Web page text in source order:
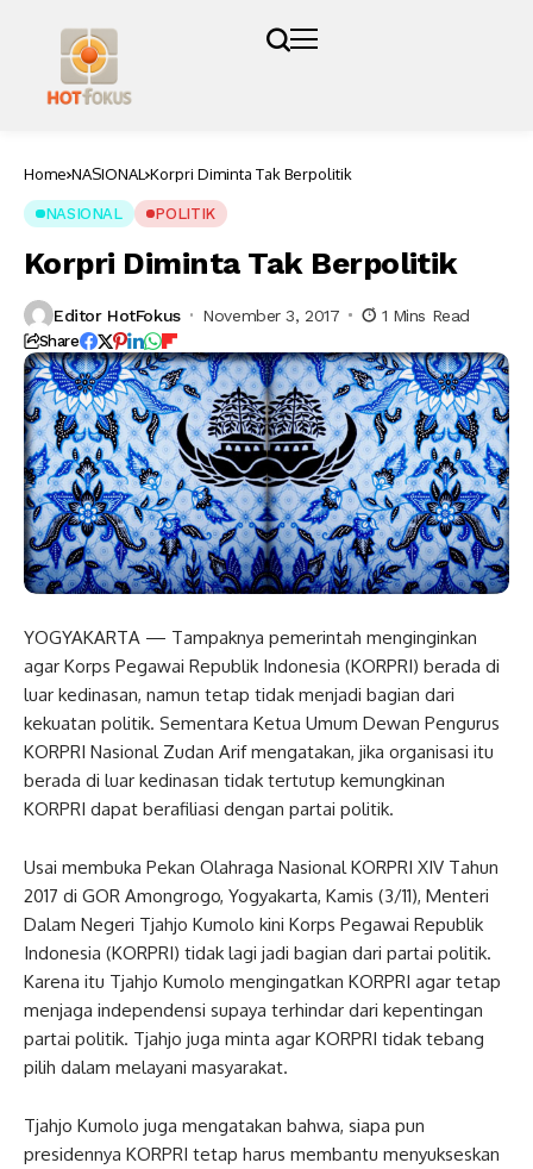
Home NASIONAL Korpri Diminta Tak Berpolitik
NASIONAL POLITIK
Korpri Diminta Tak Berpolitik
Editor HotFokus November 3, 2017 1 Mins Read
Share
YOGYAKARTA — Tampaknya pemerintah menginginkan
agar Korps Pegawai Republik Indonesia (KORPRI) berada di
luar kedinasan, namun tetap tidak menjadi bagian dari
kekuatan politik. Sementara Ketua Umum Dewan Pengurus
KORPRI Nasional Zudan Arif mengatakan, jika organisasi itu
berada di luar kedinasan tidak tertutup kemungkinan
KORPRI dapat berafiliasi dengan partai politik.
Usai membuka Pekan Olahraga Nasional KORPRI XIV Tahun
2017 di GOR Amongrogo, Yogyakarta, Kamis (3/11), Menteri
Dalam Negeri Tjahjo Kumolo kini Korps Pegawai Republik
Indonesia (KORPRI) tidak lagi jadi bagian dari partai politik.
Karena itu Tjahjo Kumolo mengingatkan KORPRI agar tetap
menjaga independensi supaya terhindar dari kepentingan
partai politik. Tjahjo juga minta agar KORPRI tidak tebang
pilih dalam melayani masyarakat.
Tjahjo Kumolo juga mengatakan bahwa, siapa pun
presidennya KORPRI tetap harus membantu menyukseskan